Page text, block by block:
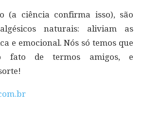
(a ciência confirma isso), são
naturais: aliviam as
e emocional. Nós só temos que
fato de termos amigos, e